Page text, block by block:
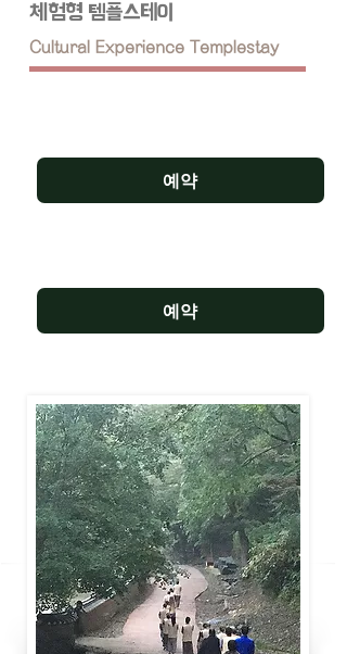
체험형 템플스테이
Cultural Experience Templestay
예약
예약